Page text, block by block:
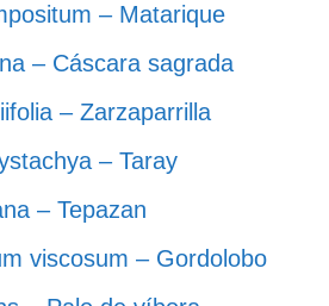
– Matarique
– Cáscara sagrada
– Zarzaparrilla
– Taray
– Tepazan
viscosum – Gordolobo